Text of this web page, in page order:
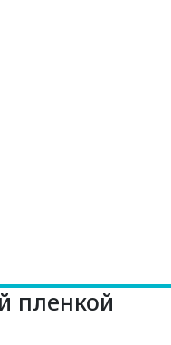
пленкой